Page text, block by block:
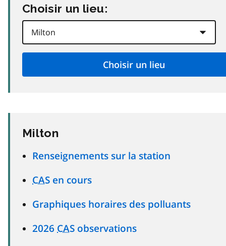
Choisir un lieu:
Milton
Renseignements sur la station
CAS en cours
Graphiques horaires des polluants
2026 CAS observations